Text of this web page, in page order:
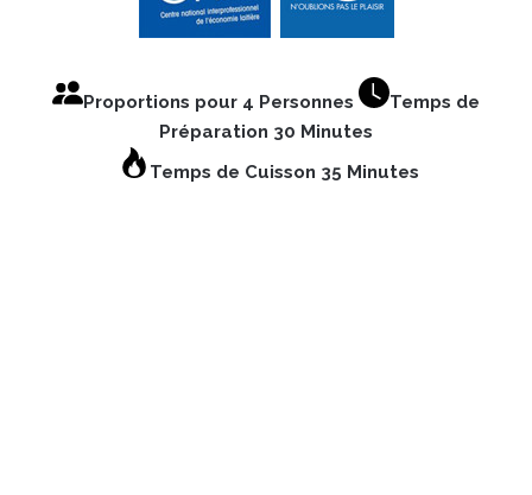
Proportions pour 4 Personnes
Temps de
Préparation 30 Minutes
Temps de Cuisson 35 Minutes